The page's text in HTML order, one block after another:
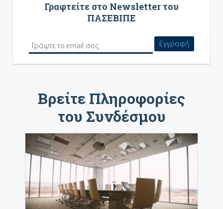
Γραφτείτε στο Newsletter του
ΠΑΣΕΒΙΠΕ
Βρείτε Πληροφορίες
του Συνδέσμου